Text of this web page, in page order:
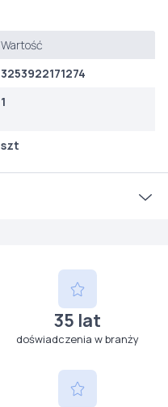
Wartość
3253922171274
1
szt
35 lat
doświadczenia w branży